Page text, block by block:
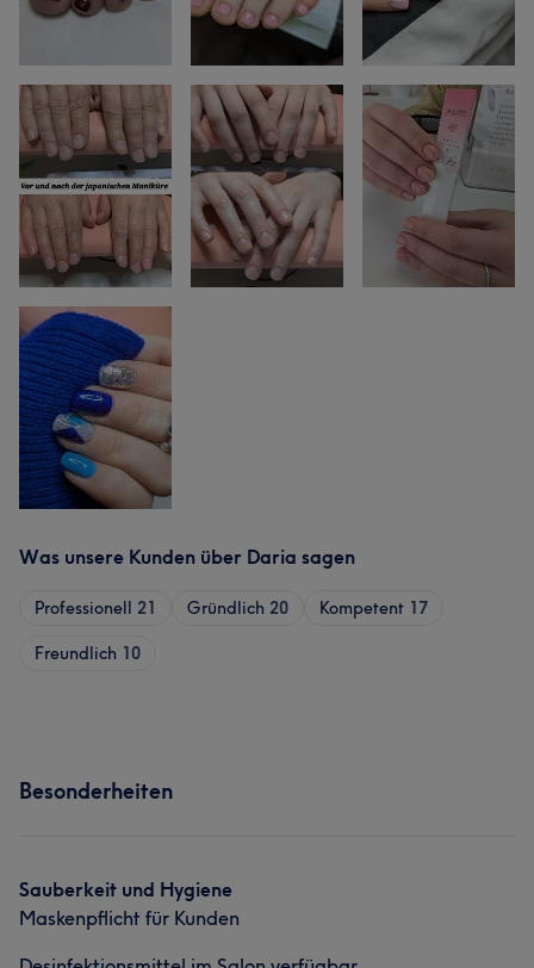
Was unsere Kunden über Daria sagen
Professionell 21 Gründlich 20 Kompetent 17
Freundlich 10
Besonderheiten
Sauberkeit und Hygiene
Maskenpflicht für Kunden